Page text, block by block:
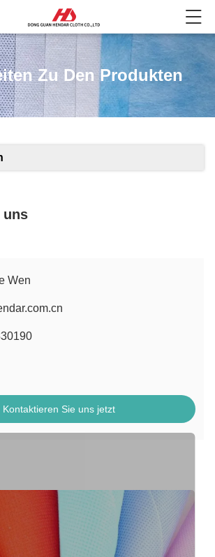
Zu Den Produkten
uns
Wen
Kontaktieren Sie uns jetzt